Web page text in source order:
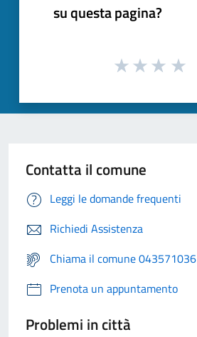
su questa pagina?
Contatta il comune
Leggi le domande frequenti
Richiedi Assistenza
Chiama il comune 043571036
Prenota un appuntamento
Problemi in città